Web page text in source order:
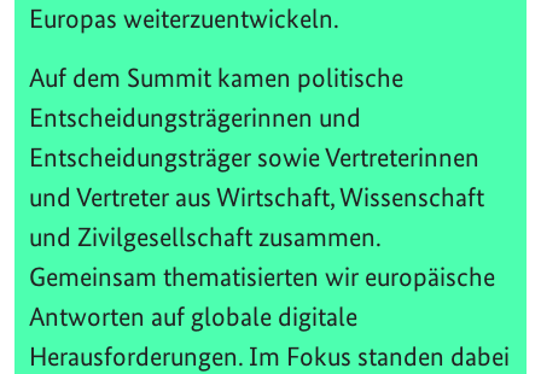
Europas weiterzuentwickeln.
Auf dem Summit kamen politische
Entscheidungsträgerinnen und
Entscheidungsträger sowie Vertreterinnen
und Vertreter aus Wirtschaft, Wissenschaft
und Zivilgesellschaft zusammen.
Gemeinsam thematisierten wir europäische
Antworten auf globale digitale
Herausforderungen. Im Fokus standen dabei